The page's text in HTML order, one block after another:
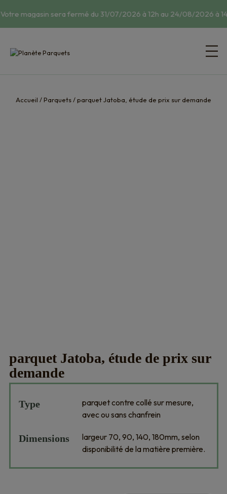
magasin sera fermé du 31/07/2026 à 12h au 24/08/2026 à
Accueil /Parquets/parquet Jatoba, étude de prix sur demande
parquet Jatoba, étude de prix sur
demande
Type
parquet contre collé sur mesure,
avec ou sans chanfrein
Dimensions
largeur 70, 90, 140, 180mm, selon
disponibilité de la matière première.